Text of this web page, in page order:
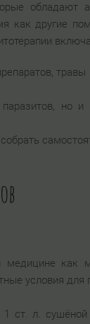
обладают
как другие
но
как
условия для
1 ст. л.